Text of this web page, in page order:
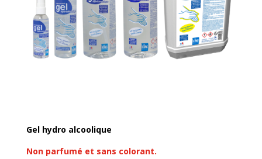
Gel hydro alcoolique
Non parfumé et sans colorant.